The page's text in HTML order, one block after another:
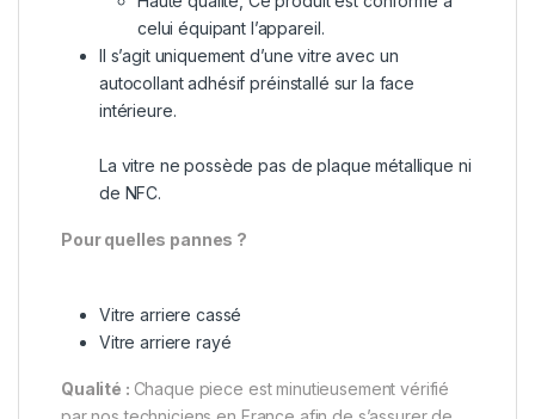
celui équipant l’appareil.
Il s’agit uniquement d’une vitre avec un
autocollant adhésif préinstallé sur la face
intérieure.
La vitre ne possède pas de plaque métallique ni
de NFC.
Pour quelles pannes ?
Vitre arriere cassé
Vitre arriere rayé
Qualité : Chaque piece est minutieusement vérifié